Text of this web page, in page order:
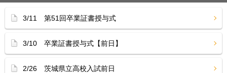
3/11 第51回卒業証書授与式
3/10 卒業証書授与式【前日】
2/26 茨城県立高校入試前日